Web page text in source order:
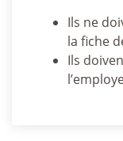
Ils ne
la fiche
Ils